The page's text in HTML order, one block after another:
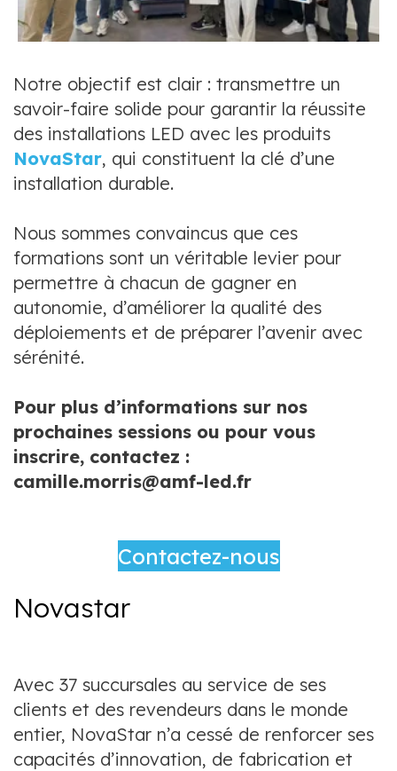
Notre objectif est clair : transmettre un
savoir-faire solide pour garantir la réussite
des installations LED avec les produits
NovaStar, qui constituent la clé d’une
installation durable.
Nous sommes convaincus que ces
formations sont un véritable levier pour
permettre à chacun de gagner en
autonomie, d’améliorer la qualité des
déploiements et de préparer l’avenir avec
sérénité.
Pour plus d’informations sur nos
prochaines sessions ou pour vous
inscrire, contactez :
camille.morris@amf-led.fr
Contactez-nous
Novastar
Avec 37 succursales au service de ses
clients et des revendeurs dans le monde
entier, NovaStar n’a cessé de renforcer ses
capacités d’innovation, de fabrication et